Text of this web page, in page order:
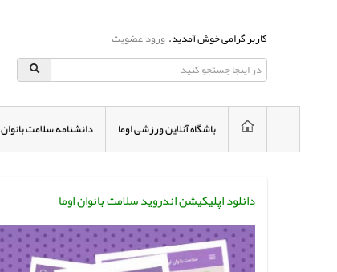
کاربر گرامی خوش آمدید.ورود|عضویت
باشگاه آنلاین ورزشی اوما دانشنامه سلامت بانوان
دانلود اپلیکیشن اندروید سلامت بانوان اوما